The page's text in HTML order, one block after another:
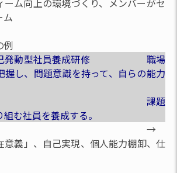
ーム向上の環境づくり、メンバーがセ
ム
例
型社員養成研修 職場
握し、問題意識を持って、自らの能力
題
む社員を養成する。
意義」、自己実現、個人能力棚卸、仕